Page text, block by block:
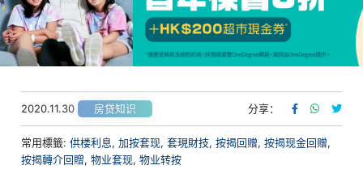
2020.11.30 房贷知识 分享：
常用標籤:供楼利息,加按套现,套現財技,按揭回赠,按揭现金回赠,
按揭轉介回贈,物业套现,物业转按